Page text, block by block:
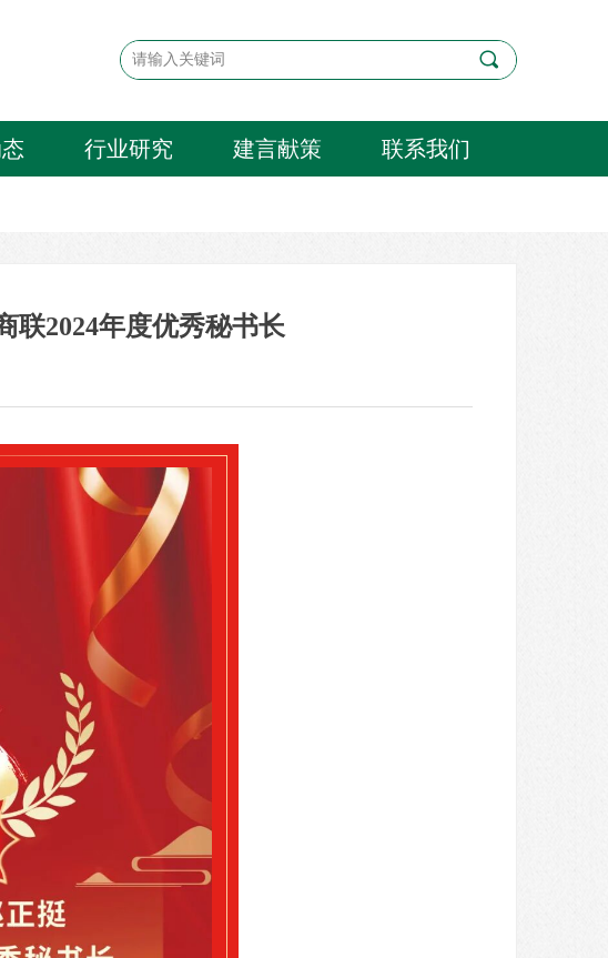
끠
行业研究 建言献策 联系我们
联2024年度优秀秘书长